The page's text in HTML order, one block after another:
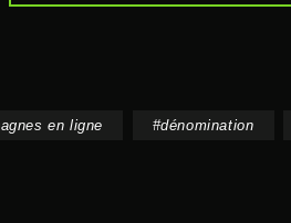
en ligne #dénomination